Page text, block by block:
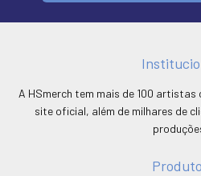
A HSmerch tem mais de 100
site oficial, além de milhares de